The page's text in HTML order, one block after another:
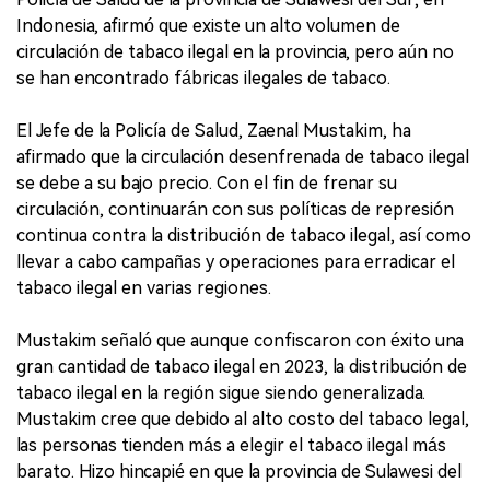
Indonesia, afirmó que existe un alto volumen de
circulación de tabaco ilegal en la provincia, pero aún no
se han encontrado fábricas ilegales de tabaco.
El Jefe de la Policía de Salud, Zaenal Mustakim, ha
afirmado que la circulación desenfrenada de tabaco ilegal
se debe a su bajo precio. Con el fin de frenar su
circulación, continuarán con sus políticas de represión
continua contra la distribución de tabaco ilegal, así como
llevar a cabo campañas y operaciones para erradicar el
tabaco ilegal en varias regiones.
Mustakim señaló que aunque confiscaron con éxito una
gran cantidad de tabaco ilegal en 2023, la distribución de
tabaco ilegal en la región sigue siendo generalizada.
Mustakim cree que debido al alto costo del tabaco legal,
las personas tienden más a elegir el tabaco ilegal más
barato. Hizo hincapié en que la provincia de Sulawesi del